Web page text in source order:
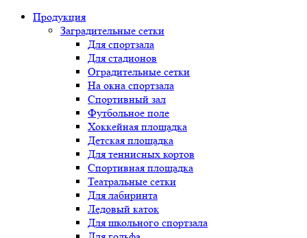
Продукция
Заградительные сетки
Для спортзала
Для стадионов
Оградительные сетки
На окна спортзала
Спортивный зал
Футбольное поле
Хоккейная площадка
Детская площадка
Для теннисных кортов
Спортивная площадка
Театральные сетки
Для лабиринта
Ледовый каток
Для школьного спортзала